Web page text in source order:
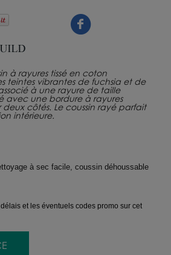
à rayures tissé en coton
teintes vibrantes de fuchsia et de
à une rayure de taille
avec une bordure à rayures
côtés. Le coussin rayé parfait
intérieure.
à sec facile, coussin déhoussable
et les éventuels codes promo sur cet